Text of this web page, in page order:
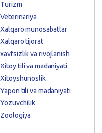
Turizm
Veterinariya
Xalqaro munosabatlar
Xalqaro tijorat
xavfsizlik va rivojlanish
Xitoy tili va madaniyati
Xitoyshunoslik
Yapon tili va madaniyati
Yozuvchilik
Zoologiya